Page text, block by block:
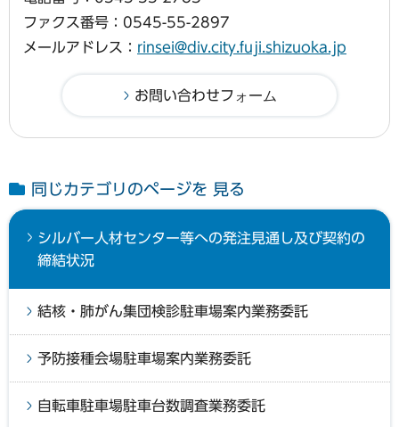
ファクス番号：0545-55-2897
メールアドレス： rinsei@div.city.fuji.shizuoka.jp
同じカテゴリのページを 見る
シルバー人材センター等への発注見通し及び契約の
締結状況
結核・肺がん集団検診駐車場案内業務委託
予防接種会場駐車場案内業務委託
自転車駐車場駐車台数調査業務委託